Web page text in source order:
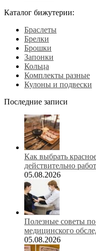
Каталог бижутерии:
Браслеты
Брелки
Брошки
Запонки
Кольца
Комплекты разные
Кулоны и подвески
Последние записи
Как выбрать
действительно
05.08.2026
Полезные советы
медицинского
05.08.2026